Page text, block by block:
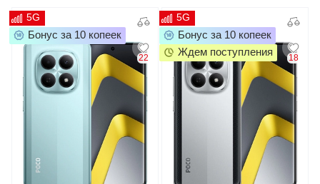
22
5G
Бонус за 10 копеек
18
5G
Бонус за 10 копеек
Ждем поступления